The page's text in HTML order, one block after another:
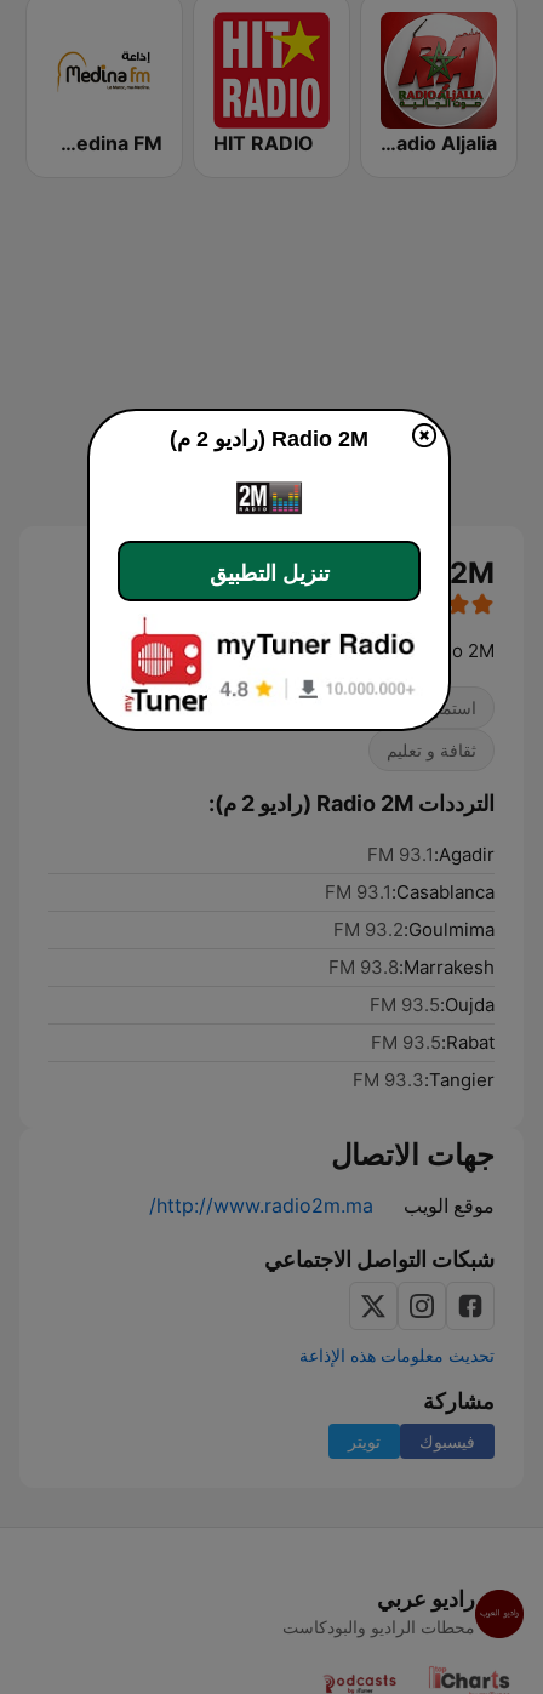
Radio Aljalia - راديو الجالية HIT RADIO Medina FM (إذاعة مدينة فم)
Radio 2M (راديو 2 م) بث حي
Tous ceux qu'on aime, c'est sur Radio 2M
استماع سهل موسيقى بالغين معاصرة
ثقافة و تعليم
الترددات Radio 2M (راديو 2 م):
Agadir:
93.1 FM
Casablanca:
93.1 FM
Goulmima:
93.2 FM
Marrakesh:
93.8 FM
Oujda:
93.5 FM
Rabat:
93.5 FM
Tangier:
93.3 FM
جهات الاتصال
موقع الويب http://www.radio2m.ma/
شبكات التواصل الاجتماعي
تحديث معلومات هذه الإذاعة
مشاركة
فيسبوك تويتر
راديو عربي
محطات الراديو والبودكاست
Radio 2M (راديو 2 م)
تنزيل التطبيق